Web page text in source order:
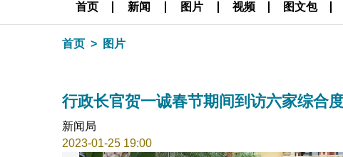
首页 新闻 图片 视频 图文包
首页 图片
行政长官贺一诚春节期间到访六家综合
新闻局
2023-01-25 19:00